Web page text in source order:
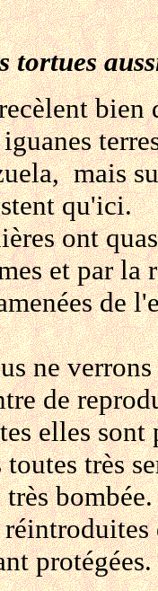
tortues
bien
iguanes
mais
qu'ici.
ont
et par la
de
ne
de
elles sont
très
très
protégées.